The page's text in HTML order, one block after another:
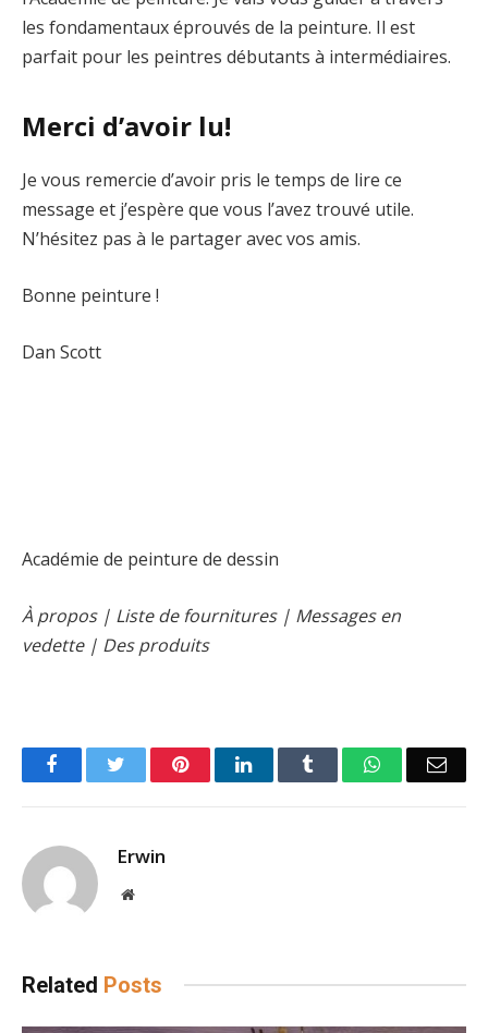
les fondamentaux éprouvés de la peinture. Il est
parfait pour les peintres débutants à intermédiaires.
Merci d’avoir lu!
Je vous remercie d’avoir pris le temps de lire ce
message et j’espère que vous l’avez trouvé utile.
N’hésitez pas à le partager avec vos amis.
Bonne peinture !
Dan Scott
Académie de peinture de dessin
À propos | Liste de fournitures | Messages en
vedette | Des produits
FacebookTwitter PinterestLinkedIn Tumblr WhatsApp
Erwin
Website
Related Posts